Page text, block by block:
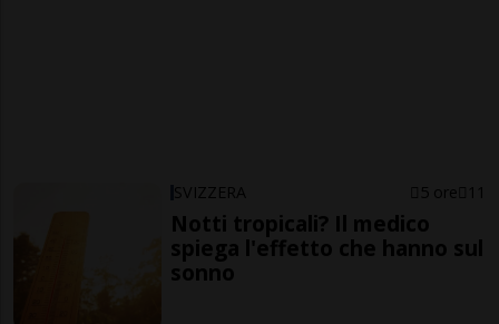
SVIZZERA 5 ore 11
Notti tropicali? Il medico
spiega l'effetto che hanno sul
sonno